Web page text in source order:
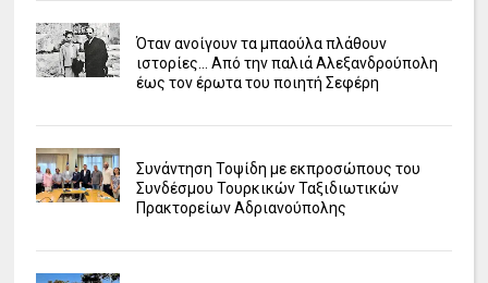
Όταν ανοίγουν τα μπαούλα πλάθουν
ιστορίες... Από την παλιά Αλεξανδρούπολη
έως τον έρωτα του ποιητή Σεφέρη
Συνάντηση Τοψίδη με εκπροσώπους του
Συνδέσμου Τουρκικών Ταξιδιωτικών
Πρακτορείων Αδριανούπολης